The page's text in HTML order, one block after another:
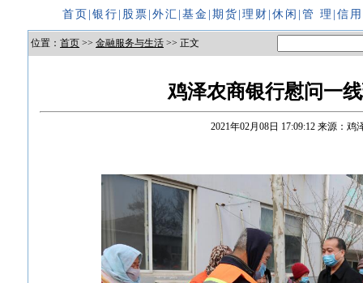
首页 银行 股票 外汇 基金 期货 理财 休闲 管 理 信
位置： 首页 >> 金融服务与生活 >> 正文
鸡泽农商银行慰问一
2021年02月08日 17:09:12 来源：鸡